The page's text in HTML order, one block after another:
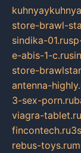
store-brawl-
sindika-01.ru
e-abis-1-c.ru
store-
antenna-
3-sex-porn.ru
viagra-tablet.ru
fincontech.ru
rebus-toys.ru